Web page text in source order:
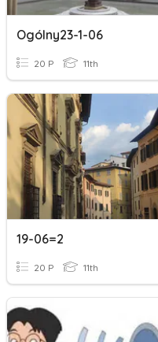
Ogólny23-1-06
20 P 11th
19-06=2
20 P 11th